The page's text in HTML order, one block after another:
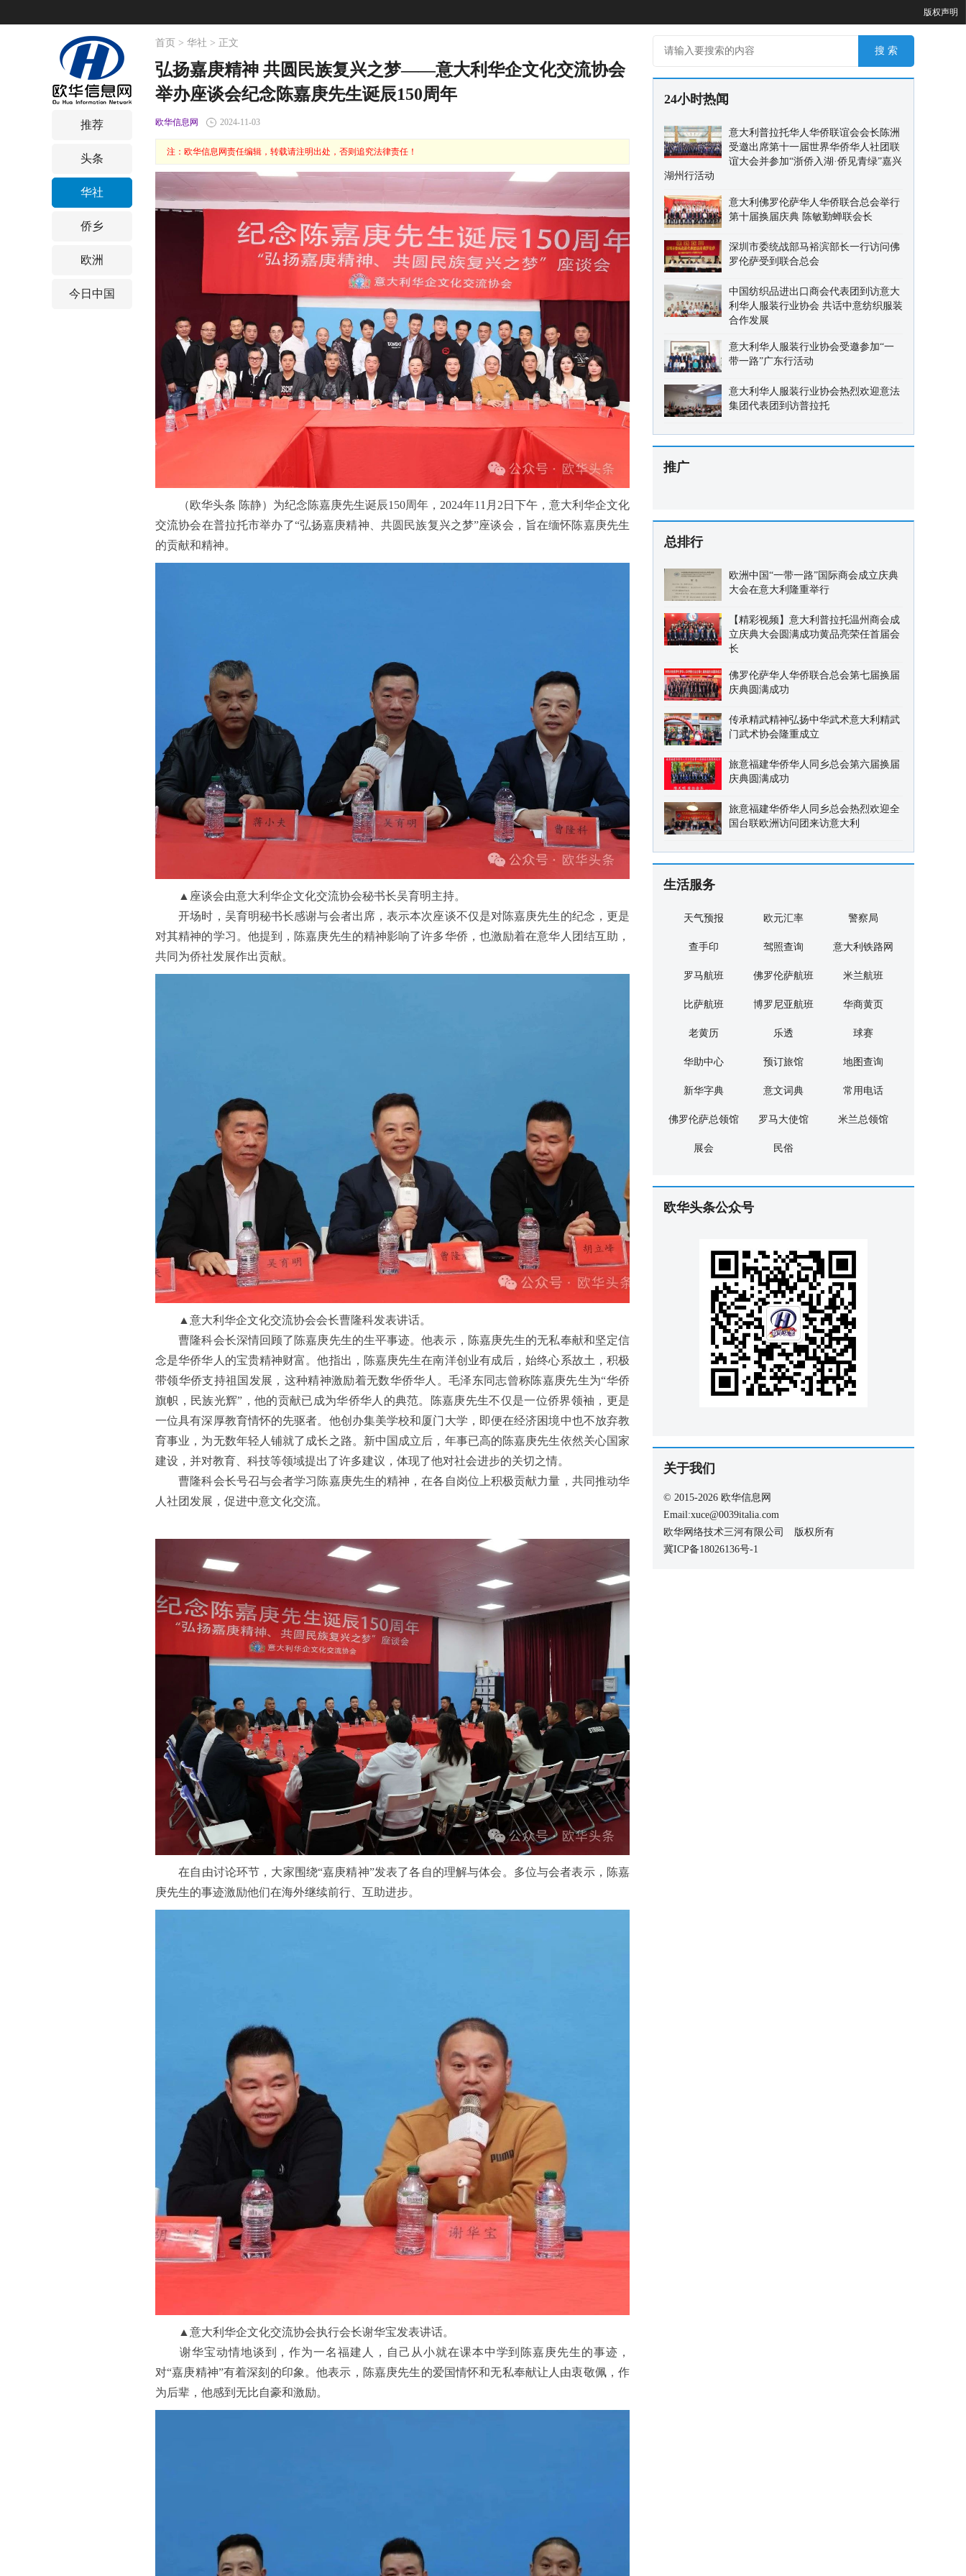
版权声明
24小时热闻
意大利普拉托华人华侨联谊会会长陈洲
受邀出席第十一届世界华侨华人社团联
谊大会并参加“浙侨入湖·侨见青绿”嘉兴
湖州行活动
意大利佛罗伦萨华人华侨联合总会举行
第十届换届庆典 陈敏勤蝉联会长
深圳市委统战部马裕滨部长一行访问佛
罗伦萨受到联合总会
中国纺织品进出口商会代表团到访意大
利华人服装行业协会 共话中意纺织服装
合作发展
意大利华人服装行业协会受邀参加“一
带一路”广东行活动
意大利华人服装行业协会热烈欢迎意法
集团代表团到访普拉托
推广
总排行
欧洲中国“一带一路”国际商会成立庆典
大会在意大利隆重举行
【精彩视频】意大利普拉托温州商会成
立庆典大会圆满成功黄品亮荣任首届会
长
佛罗伦萨华人华侨联合总会第七届换届
庆典圆满成功
传承精武精神弘扬中华武术意大利精武
门武术协会隆重成立
旅意福建华侨华人同乡总会第六届换届
庆典圆满成功
旅意福建华侨华人同乡总会热烈欢迎全
国台联欧洲访问团来访意大利
生活服务
天气预报 欧元汇率 警察局
查手印 驾照查询 意大利铁路网
罗马航班 佛罗伦萨航班 米兰航班
比萨航班 博罗尼亚航班 华商黄页
老黄历 乐透 球赛
华助中心 预订旅馆 地图查询
新华字典 意文词典 常用电话
佛罗伦萨总领馆 罗马大使馆 米兰总领馆
展会 民俗
欧华头条公众号
关于我们
© 2015-2026 欧华信息网
Email:xuce@0039italia.com
欧华网络技术三河有限公司 版权所有
冀ICP备18026136号-1
推荐
头条
华社
侨乡
欧洲
今日中国
首页 > 华社 > 正文
弘扬嘉庚精神 共圆民族复兴之梦——意大利华企文化交流协会
举办座谈会纪念陈嘉庚先生诞辰150周年
欧华信息网 2024-11-03
注：欧华信息网责任编辑，转载请注明出处，否则追究法律责任！
（欧华头条 陈静）为纪念陈嘉庚先生诞辰150周年，2024年11月2日下午，意大利华企文化
交流协会在普拉托市举办了“弘扬嘉庚精神、共圆民族复兴之梦”座谈会，旨在缅怀陈嘉庚先生
的贡献和精神。
▲座谈会由意大利华企文化交流协会秘书长吴育明主持。
开场时，吴育明秘书长感谢与会者出席，表示本次座谈不仅是对陈嘉庚先生的纪念，更是
对其精神的学习。他提到，陈嘉庚先生的精神影响了许多华侨，也激励着在意华人团结互助，
共同为侨社发展作出贡献。
▲意大利华企文化交流协会会长曹隆科发表讲话。
曹隆科会长深情回顾了陈嘉庚先生的生平事迹。他表示，陈嘉庚先生的无私奉献和坚定信
念是华侨华人的宝贵精神财富。他指出，陈嘉庚先生在南洋创业有成后，始终心系故土，积极
带领华侨支持祖国发展，这种精神激励着无数华侨华人。毛泽东同志曾称陈嘉庚先生为“华侨
旗帜，民族光辉”，他的贡献已成为华侨华人的典范。陈嘉庚先生不仅是一位侨界领袖，更是
一位具有深厚教育情怀的先驱者。他创办集美学校和厦门大学，即便在经济困境中也不放弃教
育事业，为无数年轻人铺就了成长之路。新中国成立后，年事已高的陈嘉庚先生依然关心国家
建设，并对教育、科技等领域提出了许多建议，体现了他对社会进步的关切之情。
曹隆科会长号召与会者学习陈嘉庚先生的精神，在各自岗位上积极贡献力量，共同推动华
人社团发展，促进中意文化交流。
在自由讨论环节，大家围绕“嘉庚精神”发表了各自的理解与体会。多位与会者表示，陈嘉
庚先生的事迹激励他们在海外继续前行、互助进步。
▲意大利华企文化交流协会执行会长谢华宝发表讲话。
谢华宝动情地谈到，作为一名福建人，自己从小就在课本中学到陈嘉庚先生的事迹，
对“嘉庚精神”有着深刻的印象。他表示，陈嘉庚先生的爱国情怀和无私奉献让人由衷敬佩，作
为后辈，他感到无比自豪和激励。